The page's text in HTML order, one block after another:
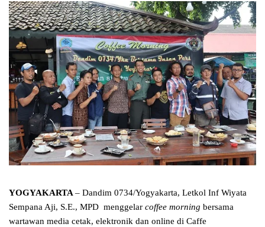
YOGYAKARTA– Dandim 0734/Yogyakarta, Letkol Inf Wiyata
Sempana Aji, S.E., MPD menggelar coffee morning bersama
wartawan media cetak, elektronik dan online di Caffe